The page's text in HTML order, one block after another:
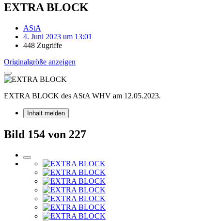
EXTRA BLOCK
AStA
4. Juni 2023 um 13:01
448 Zugriffe
Originalgröße anzeigen
EXTRA BLOCK des AStA WHV am 12.05.2023.
Inhalt melden
Bild 154 von 227